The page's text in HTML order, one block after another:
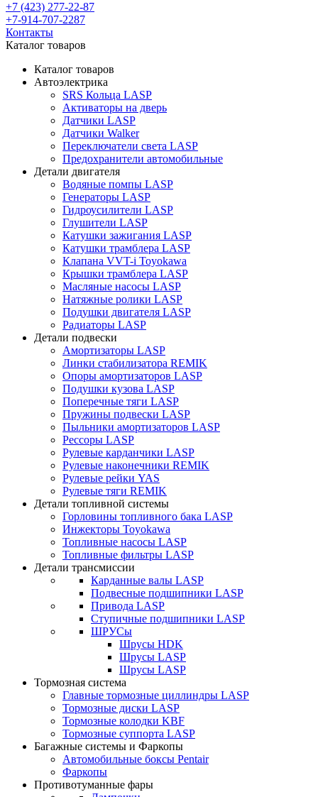
+7 (423) 277-22-87
+7-914-707-2287
Контакты
Каталог товаров
Каталог товаров
Автоэлектрика
SRS Кольца LASP
Активаторы на дверь
Датчики LASP
Датчики Walker
Переключатели света LASP
Предохранители автомобильные
Детали двигателя
Водяные помпы LASP
Генераторы LASP
Гидроусилители LASP
Глушители LASP
Катушки зажигания LASP
Катушки трамблера LASP
Клапана VVT-i Toyokawa
Крышки трамблера LASP
Масляные насосы LASP
Натяжные ролики LASP
Подушки двигателя LASP
Радиаторы LASP
Детали подвески
Амортизаторы LASP
Линки стабилизатора REMIK
Опоры амортизаторов LASP
Подушки кузова LASP
Поперечные тяги LASP
Пружины подвески LASP
Пыльники амортизаторов LASP
Рессоры LASP
Рулевые карданчики LASP
Рулевые наконечники REMIK
Рулевые рейки YAS
Рулевые тяги REMIK
Детали топливной системы
Горловины топливного бака LASP
Инжекторы Toyokawa
Топливные насосы LASP
Топливные фильтры LASP
Детали трансмиссии
Карданные валы LASP
Подвесные подшипники LASP
Привода LASP
Ступичные подшипники LASP
ШРУСы
Шрусы HDK
Шрусы LASP
Шрусы LASP
Тормозная система
Главные тормозные циллиндры LASP
Тормозные диски LASP
Тормозные колодки KBF
Тормозные суппорта LASP
Багажные системы и Фаркопы
Автомобильные боксы Pentair
Фаркопы
Противотуманные фары